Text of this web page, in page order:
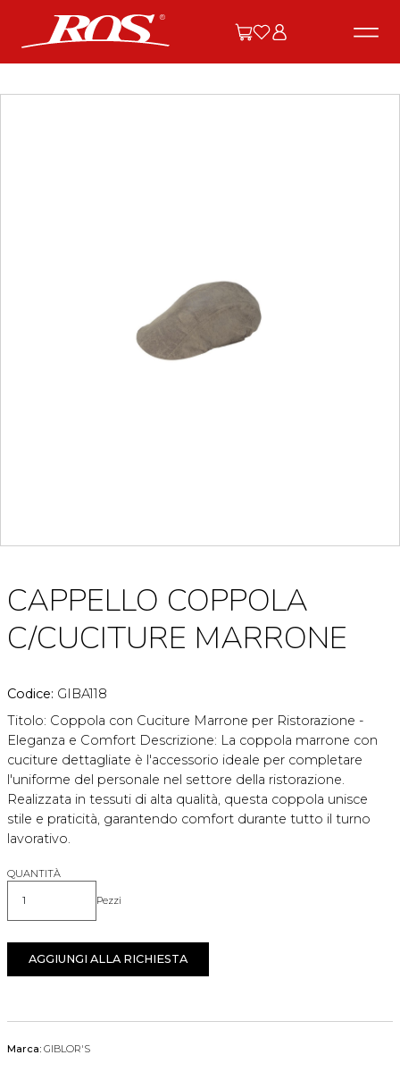
CAPPELLO COPPOLA
C/CUCITURE MARRONE
Codice: GIBA118
Titolo: Coppola con Cuciture Marrone per Ristorazione -
Eleganza e Comfort Descrizione: La coppola marrone con
cuciture dettagliate è l'accessorio ideale per completare
l'uniforme del personale nel settore della ristorazione.
Realizzata in tessuti di alta qualità, questa coppola unisce
stile e praticità, garantendo comfort durante tutto il turno
lavorativo.
QUANTITÀ
Quantità Pezzi
AGGIUNGI ALLA RICHIESTA
Marca: GIBLOR'S